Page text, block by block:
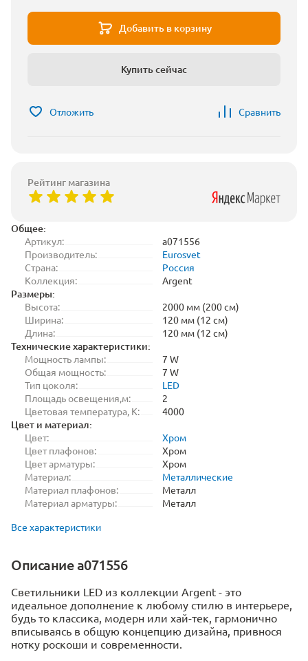
Общее:
Артикул:
a071556
Производитель:
Eurosvet
Страна:
Россия
Коллекция:
Argent
Размеры:
Высота:
2000 мм (200 см)
Ширина:
120 мм (12 см)
Длина:
120 мм (12 см)
Технические характеристики:
Мощность лампы:
7 W
Общая мощность:
7 W
Тип цоколя:
LED
Площадь освещения,м:
2
Цветовая температура, K:
4000
Цвет и материал:
Цвет:
Хром
Цвет плафонов:
Хром
Цвет арматуры:
Хром
Материал:
Металлические
Материал плафонов:
Металл
Материал арматуры:
Металл
Все характеристики
Описание a071556
Светильники LED из коллекции Argent - это
идеальное дополнение к любому стилю в интерьере,
будь то классика, модерн или хай-тек, гармонично
вписываясь в общую концепцию дизайна, привнося
нотку роскоши и современности.
Добавить в корзину
Купить сейчас
Отложить Сравнить
Рейтинг магазина